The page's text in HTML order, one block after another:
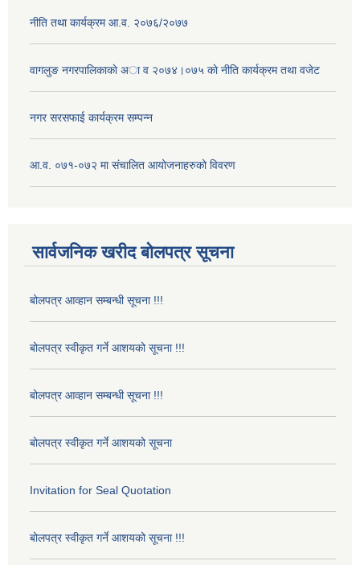
नीति तथा कार्यक्रम आ.व. २०७६/२०७७
वागलुङ नगरपालिकाकाे अा‍ व २०७४।०७५ काे नीति कार्यक्रम तथा वजेट
नगर सरसफाई कार्यक्रम सम्पन्न
आ.व. ०७१-०७२ मा संचालित आयोजनाहरुको विवरण
सार्वजनिक खरीद बोलपत्र सूचना
बोलपत्र आव्हान सम्बन्धी सूचना !!!
बोलपत्र स्वीकृत गर्ने आशयको सूचना !!!
बोलपत्र आव्हान सम्बन्धी सूचना !!!
बोलपत्र स्वीकृत गर्ने आशयको सूचना
Invitation for Seal Quotation
बोलपत्र स्वीकृत गर्ने आशयको सूचना !!!